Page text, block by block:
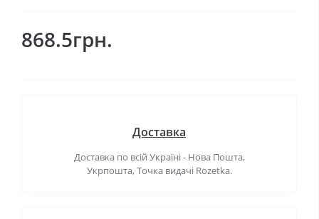
868.5грн.
Доставка
Доставка по всій Україні - Нова Пошта,
Укрпошта, Точка видачі Rozetka.